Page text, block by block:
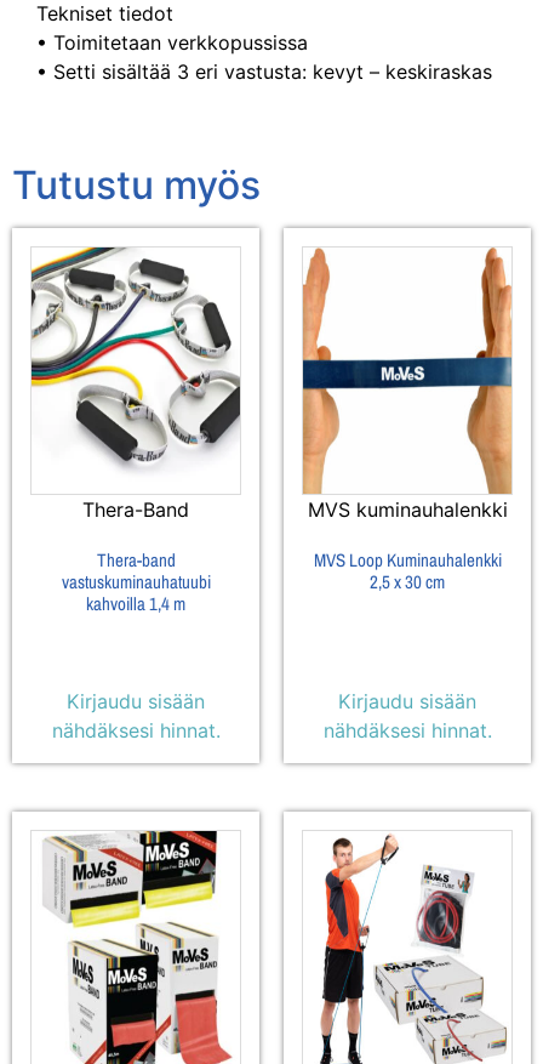
Tekniset tiedot
• Toimitetaan verkkopussissa
• Setti sisältää 3 eri vastusta: kevyt – keskiraskas
Tutustu myös
Thera-Band
Thera-band
vastuskuminauhatuubi
kahvoilla 1,4 m
Kirjaudu sisään
nähdäksesi hinnat.
MVS kuminauhalenkki
MVS Loop Kuminauhalenkki
2,5 x 30 cm
Kirjaudu sisään
nähdäksesi hinnat.